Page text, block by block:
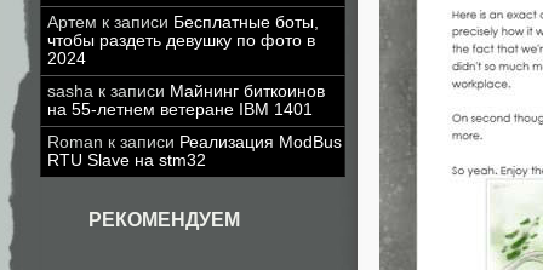
Артем к записи Бесплатные боты,
чтобы раздеть девушку по фото в
2024
sasha к записи Майнинг биткоинов
на 55-летнем ветеране IBM 1401
Roman к записи Реализация ModBus
RTU Slave на stm32
РЕКОМЕНДУЕМ